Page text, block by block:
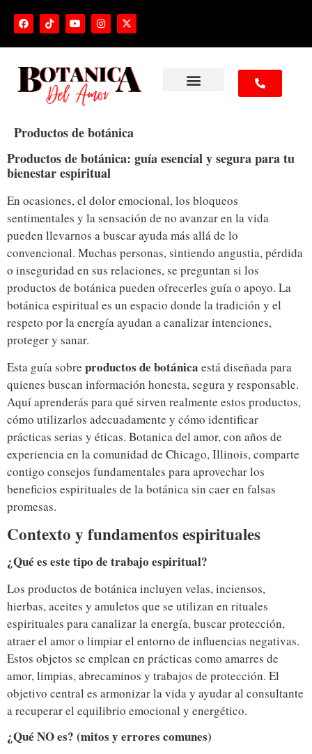
Productos de botánica
Productos de botánica: guía esencial y segura para tu
bienestar espiritual
En ocasiones, el dolor emocional, los bloqueos
sentimentales y la sensación de no avanzar en la vida
pueden llevarnos a buscar ayuda más allá de lo
convencional. Muchas personas, sintiendo angustia, pérdida
o inseguridad en sus relaciones, se preguntan si los
productos de botánica pueden ofrecerles guía o apoyo. La
botánica espiritual es un espacio donde la tradición y el
respeto por la energía ayudan a canalizar intenciones,
proteger y sanar.
Esta guía sobre productos de botánica está diseñada para
quienes buscan información honesta, segura y responsable.
Aquí aprenderás para qué sirven realmente estos productos,
cómo utilizarlos adecuadamente y cómo identificar
prácticas serias y éticas. Botanica del amor, con años de
experiencia en la comunidad de Chicago, Illinois, comparte
contigo consejos fundamentales para aprovechar los
beneficios espirituales de la botánica sin caer en falsas
promesas.
Contexto y fundamentos espirituales
¿Qué es este tipo de trabajo espiritual?
Los productos de botánica incluyen velas, inciensos,
hierbas, aceites y amuletos que se utilizan en rituales
espirituales para canalizar la energía, buscar protección,
atraer el amor o limpiar el entorno de influencias negativas.
Estos objetos se emplean en prácticas como amarres de
amor, limpias, abrecaminos y trabajos de protección. El
objetivo central es armonizar la vida y ayudar al consultante
a recuperar el equilibrio emocional y energético.
¿Qué NO es? (mitos y errores comunes)